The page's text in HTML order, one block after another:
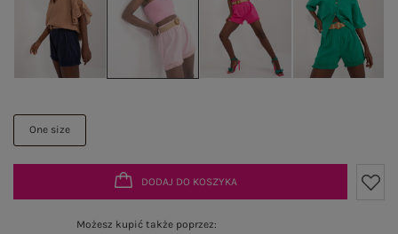
One size
DODAJ DO KOSZYKA
Możesz kupić także poprzez: